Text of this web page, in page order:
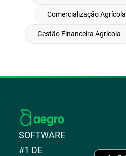
Comercialização Agrícola
Gestão Financeira Agrícola
SOFTWARE
#1 DE